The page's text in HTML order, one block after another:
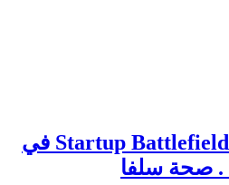
والفائز في مسابقة Startup Battlefield في